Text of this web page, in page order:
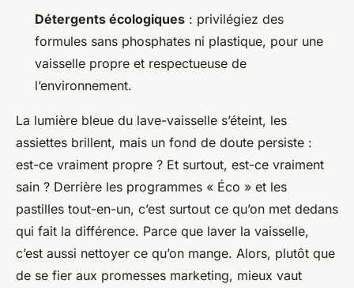
Détergents écologiques : privilégiez des
formules sans phosphates ni plastique, pour une
vaisselle propre et respectueuse de
l’environnement.
La lumière bleue du lave-vaisselle s’éteint, les
assiettes brillent, mais un fond de doute persiste :
est-ce vraiment propre ? Et surtout, est-ce vraiment
sain ? Derrière les programmes « Éco » et les
pastilles tout-en-un, c’est surtout ce qu’on met dedans
qui fait la différence. Parce que laver la vaisselle,
c’est aussi nettoyer ce qu’on mange. Alors, plutôt que
de se fier aux promesses marketing, mieux vaut